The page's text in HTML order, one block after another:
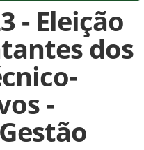
- Eleição
dos
-